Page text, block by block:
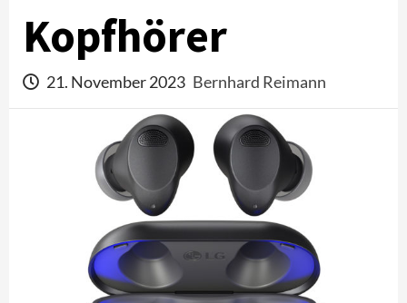
Kopfhörer
21. November 2023 Bernhard Reimann